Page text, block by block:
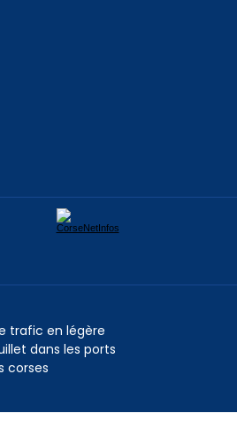
trafic en légère
dans les ports
corses